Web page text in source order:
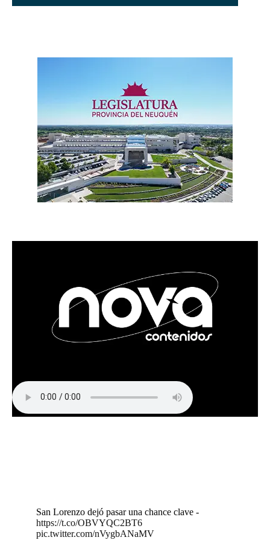
San Lorenzo dejó pasar una chance clave -
https://t.co/OBVYQC2BT6
pic.twitter.com/nVygbANaMV